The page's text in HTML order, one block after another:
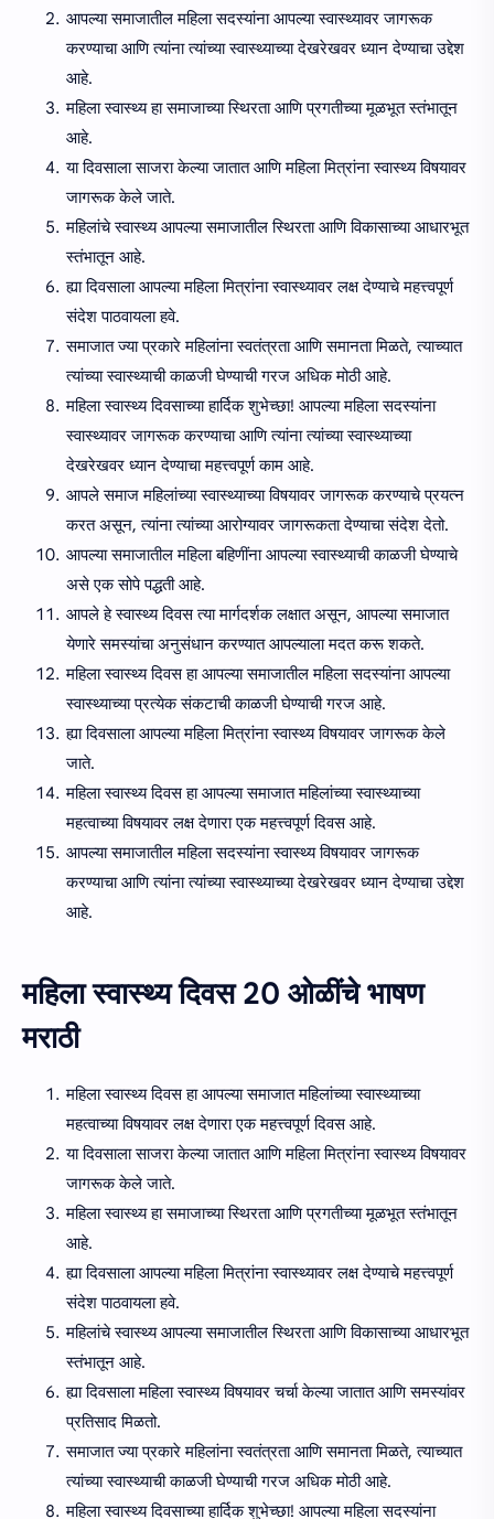
आपल्या समाजातील महिला सदस्यांना आपल्या स्वास्थ्यावर जागरूक
करण्याचा आणि त्यांना त्यांच्या स्वास्थ्याच्या देखरेखवर ध्यान देण्याचा उद्देश
आहे.
महिला स्वास्थ्य हा समाजाच्या स्थिरता आणि प्रगतीच्या मूळभूत स्तंभातून
आहे.
या दिवसाला साजरा केल्या जातात आणि महिला मित्रांना स्वास्थ्य विषयावर
जागरूक केले जाते.
महिलांचे स्वास्थ्य आपल्या समाजातील स्थिरता आणि विकासाच्या आधारभूत
स्तंभातून आहे.
ह्या दिवसाला आपल्या महिला मित्रांना स्वास्थ्यावर लक्ष देण्याचे महत्त्वपूर्ण
संदेश पाठवायला हवे.
समाजात ज्या प्रकारे महिलांना स्वतंत्रता आणि समानता मिळते, त्याच्यात
त्यांच्या स्वास्थ्याची काळजी घेण्याची गरज अधिक मोठी आहे.
महिला स्वास्थ्य दिवसाच्या हार्दिक शुभेच्छा! आपल्या महिला सदस्यांना
स्वास्थ्यावर जागरूक करण्याचा आणि त्यांना त्यांच्या स्वास्थ्याच्या
देखरेखवर ध्यान देण्याचा महत्त्वपूर्ण काम आहे.
आपले समाज महिलांच्या स्वास्थ्याच्या विषयावर जागरूक करण्याचे प्रयत्न
करत असून, त्यांना त्यांच्या आरोग्यावर जागरूकता देण्याचा संदेश देतो.
आपल्या समाजातील महिला बहिणींना आपल्या स्वास्थ्याची काळजी घेण्याचे
असे एक सोपे पद्धती आहे.
आपले हे स्वास्थ्य दिवस त्या मार्गदर्शक लक्षात असून, आपल्या समाजात
येणारे समस्यांचा अनुसंधान करण्यात आपल्याला मदत करू शकते.
महिला स्वास्थ्य दिवस हा आपल्या समाजातील महिला सदस्यांना आपल्या
स्वास्थ्याच्या प्रत्येक संकटाची काळजी घेण्याची गरज आहे.
ह्या दिवसाला आपल्या महिला मित्रांना स्वास्थ्य विषयावर जागरूक केले
जाते.
महिला स्वास्थ्य दिवस हा आपल्या समाजात महिलांच्या स्वास्थ्याच्या
महत्वाच्या विषयावर लक्ष देणारा एक महत्त्वपूर्ण दिवस आहे.
आपल्या समाजातील महिला सदस्यांना स्वास्थ्य विषयावर जागरूक
करण्याचा आणि त्यांना त्यांच्या स्वास्थ्याच्या देखरेखवर ध्यान देण्याचा उद्देश
आहे.
महिला स्वास्थ्य दिवस 20 ओळींचे भाषण
मराठी
महिला स्वास्थ्य दिवस हा आपल्या समाजात महिलांच्या स्वास्थ्याच्या
महत्वाच्या विषयावर लक्ष देणारा एक महत्त्वपूर्ण दिवस आहे.
या दिवसाला साजरा केल्या जातात आणि महिला मित्रांना स्वास्थ्य विषयावर
जागरूक केले जाते.
महिला स्वास्थ्य हा समाजाच्या स्थिरता आणि प्रगतीच्या मूळभूत स्तंभातून
आहे.
ह्या दिवसाला आपल्या महिला मित्रांना स्वास्थ्यावर लक्ष देण्याचे महत्त्वपूर्ण
संदेश पाठवायला हवे.
महिलांचे स्वास्थ्य आपल्या समाजातील स्थिरता आणि विकासाच्या आधारभूत
स्तंभातून आहे.
ह्या दिवसाला महिला स्वास्थ्य विषयावर चर्चा केल्या जातात आणि समस्यांवर
प्रतिसाद मिळतो.
समाजात ज्या प्रकारे महिलांना स्वतंत्रता आणि समानता मिळते, त्याच्यात
त्यांच्या स्वास्थ्याची काळजी घेण्याची गरज अधिक मोठी आहे.
महिला स्वास्थ्य दिवसाच्या हार्दिक शुभेच्छा! आपल्या महिला सदस्यांना